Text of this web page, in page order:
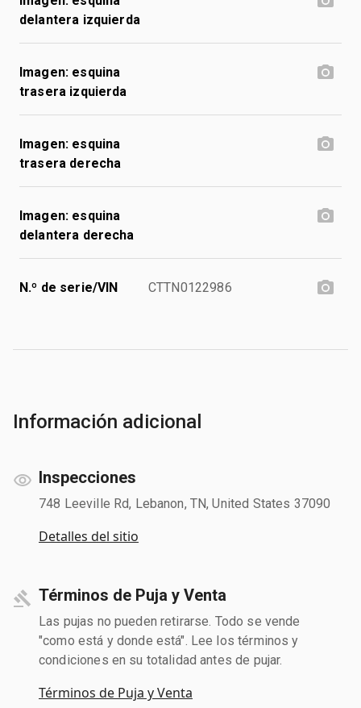
delantera izquierda
Imagen: esquina
trasera izquierda
Imagen: esquina
trasera derecha
Imagen: esquina
delantera derecha
N.º de serie/VIN CTTN0122986
Información adicional
Inspecciones
748 Leeville Rd, Lebanon, TN, United States 37090
Detalles del sitio
Términos de Puja y Venta
Las pujas no pueden retirarse. Todo se vende
"como está y donde está". Lee los términos y
condiciones en su totalidad antes de pujar.
Términos de Puja y Venta